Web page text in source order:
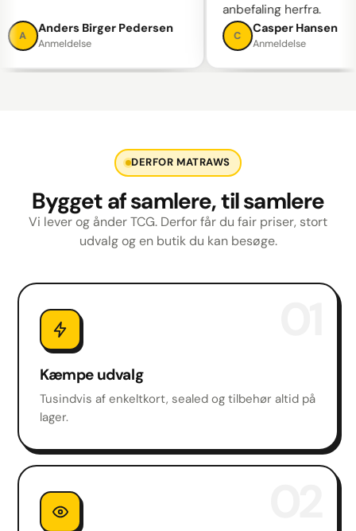
A
Anders Birger Pedersen
Anmeldelse
anbefaling herfra.
C
Casper Hansen
Anmeldelse
DERFOR MATRAWS
Bygget af samlere, til samlere
Vi lever og ånder TCG. Derfor får du fair priser, stort
udvalg og en butik du kan besøge.
Kæmpe udvalg
Tusindvis af enkeltkort, sealed og tilbehør altid på
lager.